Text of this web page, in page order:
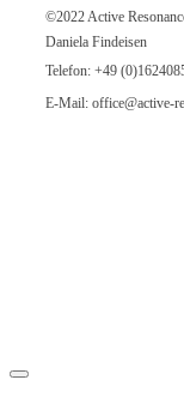
©2022 Active
Daniela Findeisen
Telefon: +49
E-Mail: office@active-
Dialog